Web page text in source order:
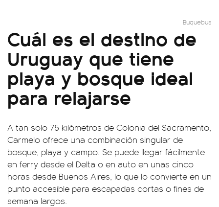
Buquebus
Cuál es el destino de
Uruguay que tiene
playa y bosque ideal
para relajarse
A tan solo 75 kilómetros de Colonia del Sacramento,
Carmelo ofrece una combinación singular de
bosque, playa y campo. Se puede llegar fácilmente
en ferry desde el Delta o en auto en unas cinco
horas desde Buenos Aires, lo que lo convierte en un
punto accesible para escapadas cortas o fines de
semana largos.